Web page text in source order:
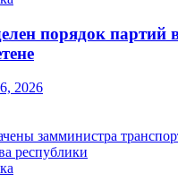
порядок партий
2026